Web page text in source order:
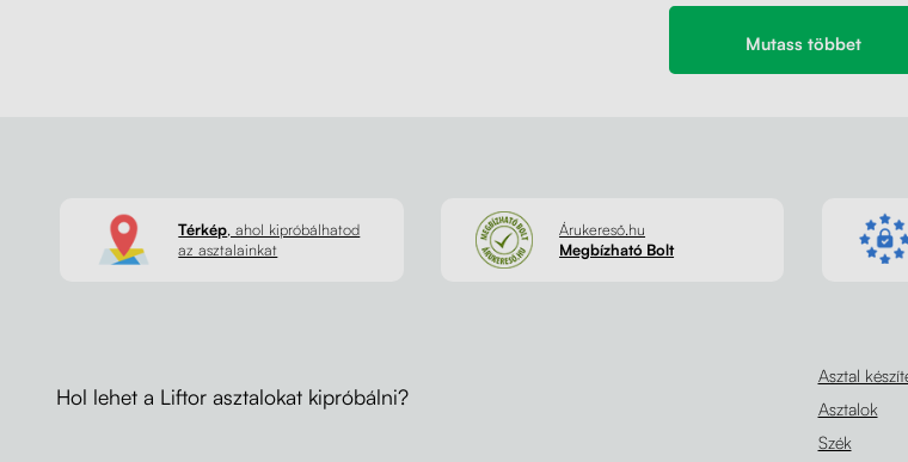
Mutass többet
Térkép, ahol kipróbálhatod
az asztalainkat
Árukereső.hu
Megbízható Bolt
Hol lehet a Liftor asztalokat kipróbálni?
Asztal
Asztalok
Szék